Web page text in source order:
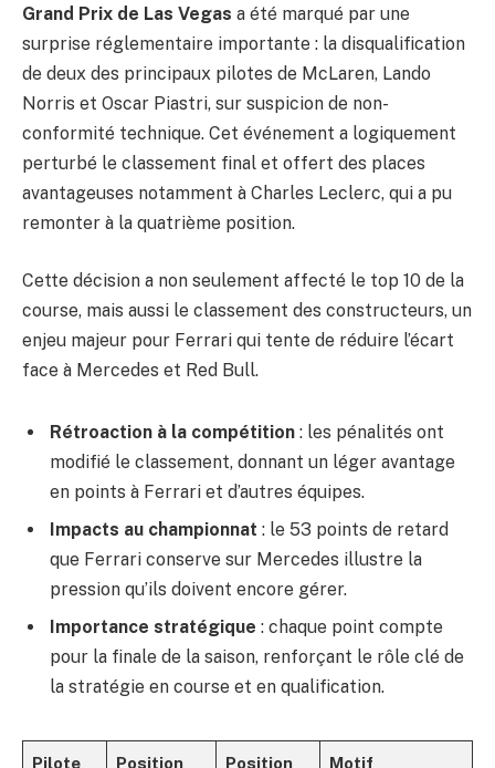
Grand Prix de Las Vegas a été marqué par une
surprise réglementaire importante : la disqualification
de deux des principaux pilotes de McLaren, Lando
Norris et Oscar Piastri, sur suspicion de non-
conformité technique. Cet événement a logiquement
perturbé le classement final et offert des places
avantageuses notamment à Charles Leclerc, qui a pu
remonter à la quatrième position.
Cette décision a non seulement affecté le top 10 de la
course, mais aussi le classement des constructeurs, un
enjeu majeur pour Ferrari qui tente de réduire l’écart
face à Mercedes et Red Bull.
Rétroaction à la compétition : les pénalités ont
modifié le classement, donnant un léger avantage
en points à Ferrari et d’autres équipes.
Impacts au championnat : le 53 points de retard
que Ferrari conserve sur Mercedes illustre la
pression qu’ils doivent encore gérer.
Importance stratégique : chaque point compte
pour la finale de la saison, renforçant le rôle clé de
la stratégie en course et en qualification.
Pilote Position Position Motif